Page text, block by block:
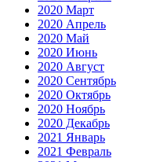
2020 Март
2020 Апрель
2020 Май
2020 Июнь
2020 Август
2020 Сентябрь
2020 Октябрь
2020 Ноябрь
2020 Декабрь
2021 Январь
2021 Февраль